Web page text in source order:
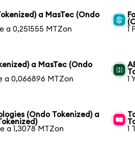
a MasTec (Ondo
a 0,251555 MTZon
1
a MasTec (Ondo
a 0,066896 MTZon
1
(Ondo Tokenized) a
a 1,3078 MTZon
1